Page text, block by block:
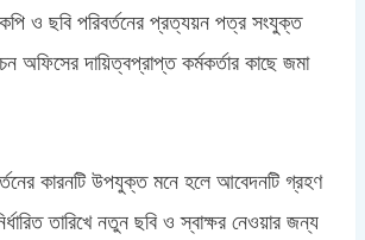
ও ছবি পরিবর্তনের প্রত্যয়ন পত্র সংযুক্ত
অফিসের দায়িত্বপ্রাপ্ত কর্মকর্তার কাছে জমা
কারনটি উপযুক্ত মনে হলে আবেদনটি গ্রহণ
তারিখে নতুন ছবি ও স্বাক্ষর নেওয়ার জন্য